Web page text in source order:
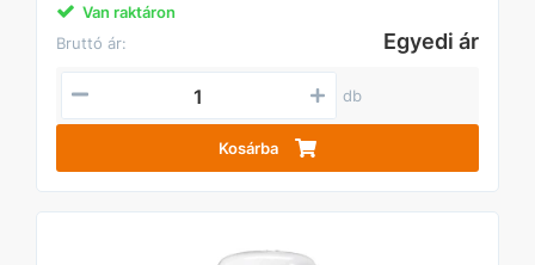
Van raktáron
Bruttó ár:
Egyedi ár
db
Kosárba